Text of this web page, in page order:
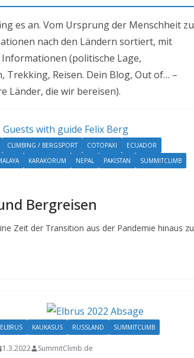
es an. Vom Ursprung der Menschheit zu
nach den Ländern sortiert, mit
(politische Lage,
Trekking, Reisen. Dein Blog, Out of… –
Länder, die wir bereisen).
CLIMBING / BERGSPORT COTOPAXI
ECUADOR
KARAKORUM NEPAL PAKISTAN SUMMITCLIMB
Bergreisen
Zeit der Transition aus der Pandemie hinaus zu
ELBRUS KAUKASUS RUSSLAND SUMMITCLIMB
1.3.2022 SummitClimb.de